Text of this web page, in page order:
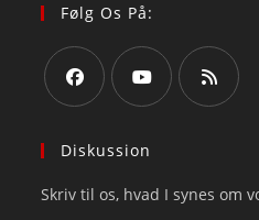
Følg Os På:
in
new
in
new
new
Diskussion
Skriv til os, hvad I synes om